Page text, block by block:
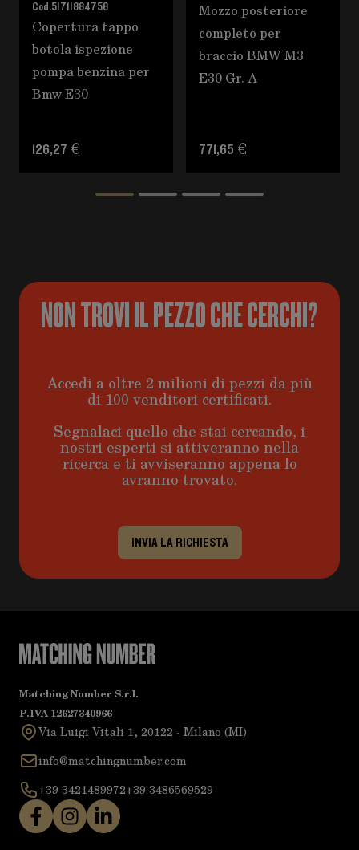
Cod.51711884758
Copertura tappo
botola ispezione
pompa benzina per
Bmw E30
126,27 €
Mozzo posteriore
completo per
braccio BMW M3
E30 Gr. A
771,65 €
NON TROVI IL PEZZO CHE CERCHI?
Accedi a oltre 2 milioni di pezzi da più
di 100 venditori certificati.
Segnalaci quello che stai cercando, i
nostri esperti si attiveranno nella
ricerca e ti avviseranno appena lo
avranno trovato.
INVIA LA RICHIESTA
Matching Number S.r.l.
P.IVA 12627340966
Via Luigi Vitali 1, 20122 - Milano (MI)
info@matchingnumber.com
+39 3421489972+39 3486569529